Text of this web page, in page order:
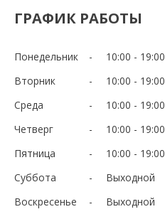
ГРАФИК РАБОТЫ
Понедельник 10:00
19:00
Вторник
10:00
19:00
Среда
10:00
19:00
Четверг
10:00
19:00
Пятница
10:00
19:00
Суббота
Выходной
Воскресенье
Выходной